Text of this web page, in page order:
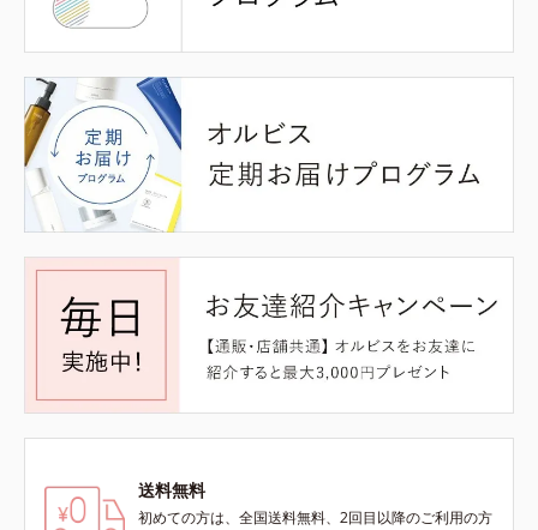
送料無料
初めての方は、全国送料無料、2回目以降のご利用の方